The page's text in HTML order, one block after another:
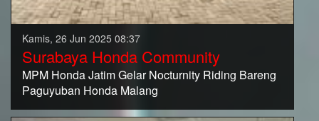
Kamis, 26 Jun 2025 08:37
Surabaya Honda Community
MPM Honda Jatim Gelar Nocturnity Riding Bareng
Paguyuban Honda Malang